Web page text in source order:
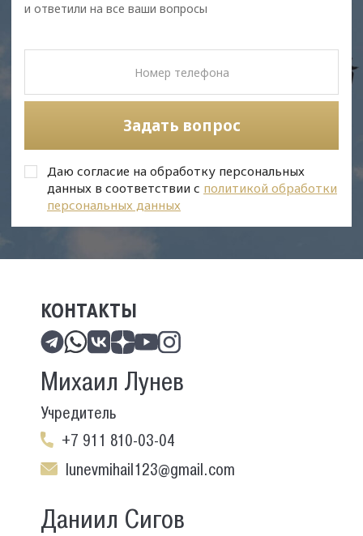
и ответили на все ваши вопросы
Задать вопрос
Даю согласие на обработку персональных
данных в соответствии с политикой обработки
персональных данных
КОНТАКТЫ
Михаил Лунев
Учредитель
+7 911 810-03-04
lunevmihail123@gmail.com
Даниил Сигов